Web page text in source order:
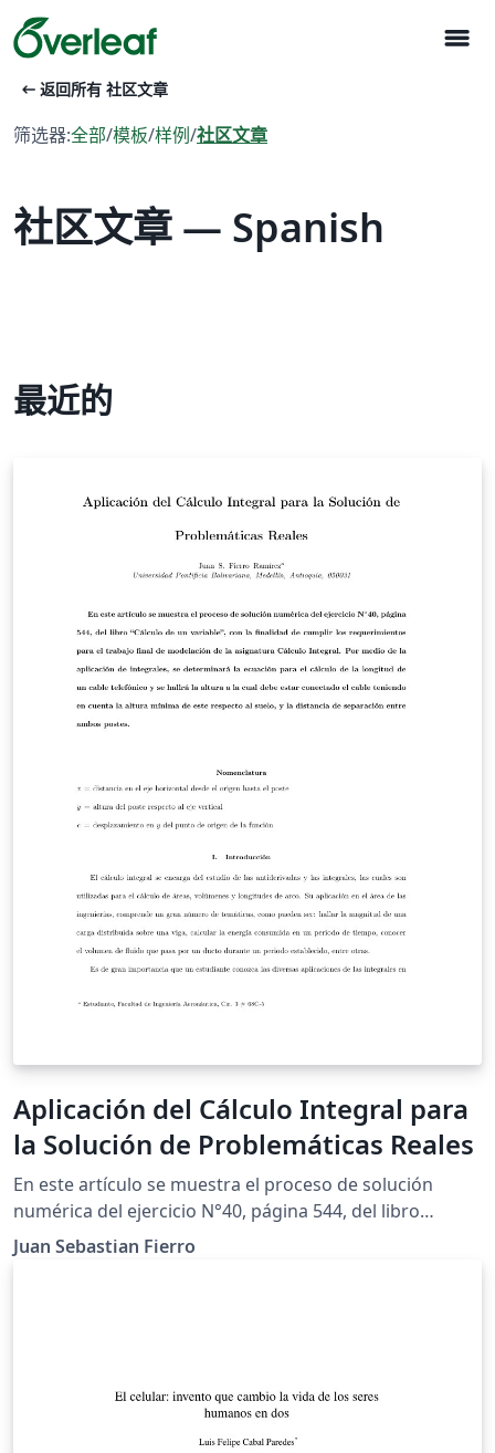
menu
arrow_left_alt 返回所有 社区文章
筛选器:全部/模板/样例/社区文章
社区文章 — Spanish
最近的
Aplicación del Cálculo Integral para
la Solución de Problemáticas Reales
En este artículo se muestra el proceso de solución
numérica del ejercicio N°40, página 544, del libro
"Cálculo de un variable'', con la finalidad de cumplir los
requerimientos para el trabajo final de modelación de
teniendo en cuenta la altura mínima de este respecto al
suelo, y la distancia de separación entre ambos postes.
Juan Sebastian Fierro